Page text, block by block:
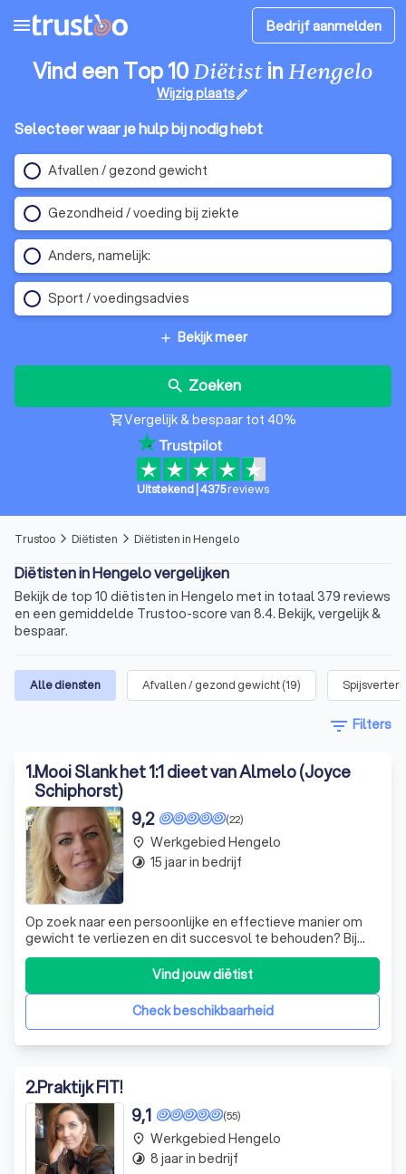
menu Bedrijf aanmelden
Vind een Top 10DiëtistinHengelo
Wijzig plaatsedit
Selecteer waar je hulp bij nodig hebt
Afvallen / gezond gewicht
Gezondheid / voeding bij ziekte
Anders, namelijk:
Sport / voedingsadvies
add Bekijk meer
search Zoeken
shopping_cartVergelijk & bespaar tot 40%
Uitstekend 4375reviews
Trustoo arrow_forward_ios Diëtisten arrow_forward_ios Diëtisten in Hengelo
Diëtisten in Hengelo vergelijken
Bekijk de top 10 diëtisten in Hengelo met in totaal 379 reviews
en een gemiddelde Trustoo-score van 8.4. Bekijk, vergelijk &
bespaar.
Alle diensten Afvallen / gezond gewicht(19)
filter_list Filters
1.Mooi Slank het 1:1 dieet van Almelo (Joyce
Schiphorst)
(22)
9,2
Op zoek naar een persoonlijke en effectieve manier om
gewicht te verliezen en dit succesvol te behouden? Bij
Het 1 op 1 Dieet in Almelo begeleid ik, Joyce Schiphorst,
jou met een op maat gemaakt stappenplan. Sinds 1978
help ik als toegewijde consulent en coach mensen hun
levensstijl te transformerenCheck beschikbaarheid
Vind jouw diëtist
place Werkgebied Hengelo
timelapse 15 jaar in bedrijf
2.Praktijk FIT!
(55)
9,1
place Werkgebied Hengelo
timelapse 8 jaar in bedrijf